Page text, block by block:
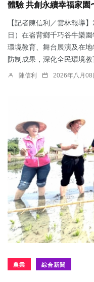
體驗 共創永續幸福家園
【記者陳信利／雲林報導
日）在崙背鄉千巧谷牛樂
環境教育、舞台展演及在
防制成果，深化全民環境教
陳信利 2026年八月08
農業 綜合新聞